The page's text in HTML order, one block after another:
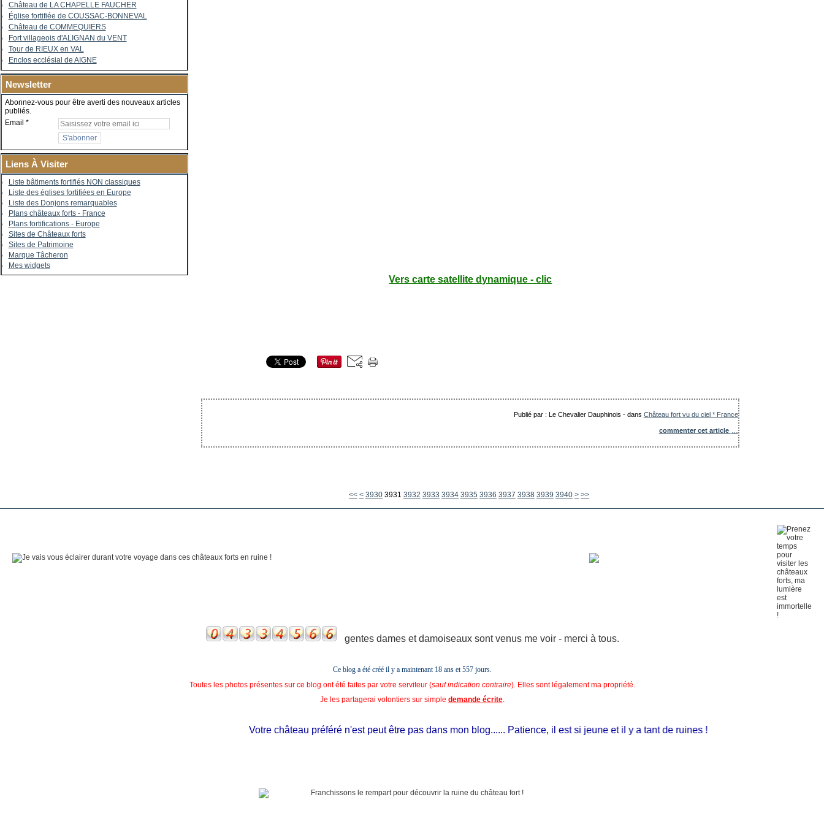
Château de LA CHAPELLE FAUCHER
Église fortifiée de COUSSAC-BONNEVAL
Château de COMMEQUIERS
Fort villageois d'ALIGNAN du VENT
Tour de RIEUX en VAL
Enclos ecclésial de AIGNE
Newsletter
Abonnez-vous pour être averti des nouveaux articles
publiés.
Email
Liens À Visiter
Liste bâtiments fortifiés NON classiques
Liste des églises fortifiées en Europe
Liste des Donjons remarquables
Plans châteaux forts - France
Plans fortifications - Europe
Sites de Châteaux forts
Sites de Patrimoine
Marque Tâcheron
Mes widgets
Vers carte satellite dynamique - clic
Publié par : Le Chevalier Dauphinois -dans Château fort vu du ciel * France
commenter cet article
<< < 3900
3910
3920
3930 3931 3932 3933 3934 3935 3936 3937 3938 3939 3940 3950
3960
3970
3980
3990
4000
4100
4200
4300
4400
4500
4600
4700
4800
4900
5000
5100
5200
5300
5400
5500
5600
> >>
gentes dames et damoiseaux sont venus me voir - merci à tous.
Ce blog a été créé il y a maintenant 18 ans et557 jours.
Toutes les photos présentes sur ce blog ont été faites par votre serviteur (sauf indication contraire). Elles sont légalement ma propriété.
Je les partagerai volontiers sur simple demande écrite.
Votre château préféré n'est peut être pas dans mon blog...... Patience, il est si jeune et il y a tant de ruines !